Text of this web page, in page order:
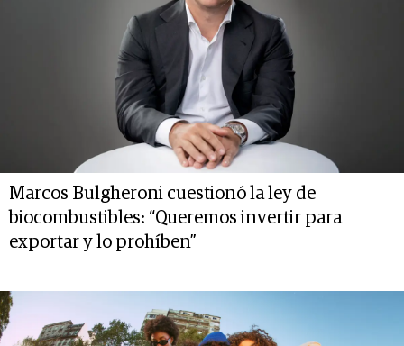
Marcos Bulgheroni cuestionó la ley de
biocombustibles: “Queremos invertir para
exportar y lo prohíben”